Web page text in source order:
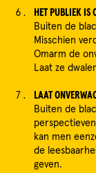
HET PUBLIEK IS
Buiten de
Misschien
Omarm de
Laat ze
LAAT
Buiten de
kan men
de
geven.